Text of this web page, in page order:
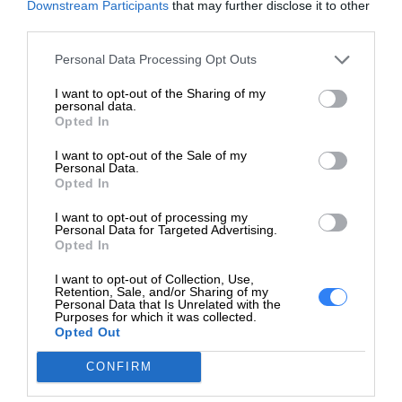
Downstream Participants that may further disclose it to other
Personal Data Processing Opt Outs
I want to opt-out of the Sharing of my
personal data.
Opted In
I want to opt-out of the Sale of my
Personal Data.
Opted In
I want to opt-out of processing my
Personal Data for Targeted Advertising.
Opted In
I want to opt-out of Collection, Use,
Retention, Sale, and/or Sharing of my
Personal Data that Is Unrelated with the
Purposes for which it was collected.
Opted Out
CONFIRM
energią oraz innym innowacyjnym rozwiązaniom.
Znakomita wydajność operacyjna
Nowoczesne mechanizmy zaawansowanej
wdrożone w ramach infrastruktury serwera Dell
PowerEdge gwarantują maksymalny czas pracy bez
przestojów oraz niezawodną konserwację.
Maksymalnie wykorzystaj pojemność szafy serwerowej
dzięki funkcjom wewnętrznej pamięci masowej
umożliwiającym wiele różnych konfiguracji.
Napęd optyczny
Typ Bez napędu optycznego
Monitor
Typ monitora Brak
Sterownik grafiki
Procesor
graficzny
Matrox G200eW
Pamięć video 16 MB
Interfejsy wideo VGA
Praca w sieci